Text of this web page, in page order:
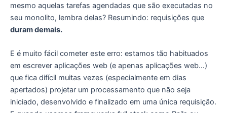
mesmo aquelas tarefas agendadas que são executadas no
seu monolito, lembra delas? Resumindo: requisições que
duram demais.
E é muito fácil cometer este erro: estamos tão habituados
em escrever aplicações web (e apenas aplicações web…)
que fica difícil muitas vezes (especialmente em dias
apertados) projetar um processamento que não seja
iniciado, desenvolvido e finalizado em uma única requisição.